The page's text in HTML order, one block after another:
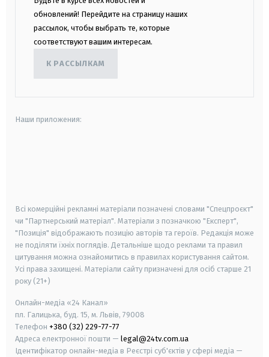
обновлений! Перейдите на страницу наших
рассылок, чтобы выбрать те, которые
соответствуют вашим интересам.
К РАССЫЛКАМ
Наши приложения:
Всі комерційні рекламні матеріали позначені словами "Спецпроєкт"
чи "Партнерський матеріал". Матеріали з позначкою "Експерт",
"Позиція" відображають позицію авторів та героїв. Редакція може
не поділяти їхніх поглядів. Детальніше щодо реклами та правил
цитування можна ознайомитись в правилах користування сайтом.
Усі права захищені. Матеріали сайту призначені для осіб старше 21
року (21+)
Онлайн-медіа «24 Канал»
пл. Галицька, буд. 15, м. Львів, 79008
Телефон +380 (32) 229-77-77
Адреса електронної пошти — legal@24tv.com.ua
Ідентифікатор онлайн-медіа в Реєстрі суб'єктів у сфері медіа —